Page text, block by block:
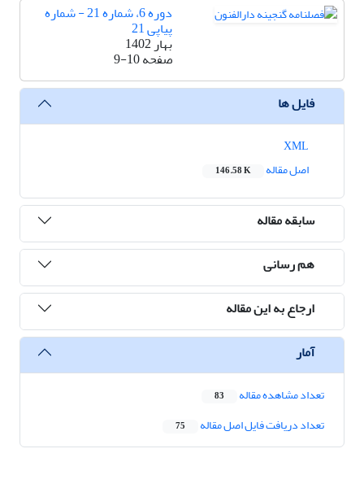
دوره 6، شماره 21 - شماره
پیاپی 21
بهار 1402
صفحه9-10
فایل ها
اصل مقاله
146.58 K
سابقه مقاله
هم رسانی
ارجاع به این مقاله
آمار
تعداد مشاهده مقاله 83
تعداد دریافت فایل اصل مقاله 75